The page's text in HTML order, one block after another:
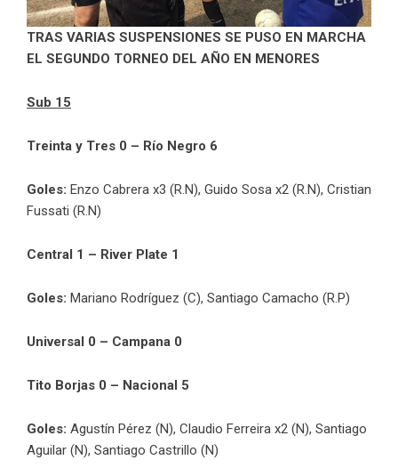
TRAS VARIAS SUSPENSIONES SE PUSO EN MARCHA
EL SEGUNDO TORNEO DEL AÑO EN MENORES
Sub 15
Treinta y Tres 0 – Río Negro 6
Goles: Enzo Cabrera x3 (R.N), Guido Sosa x2 (R.N), Cristian
Fussati (R.N)
Central 1 – River Plate 1
Goles: Mariano Rodríguez (C), Santiago Camacho (R.P)
Universal 0 – Campana 0
Tito Borjas 0 – Nacional 5
Goles: Agustín Pérez (N), Claudio Ferreira x2 (N), Santiago
Aguilar (N), Santiago Castrillo (N)